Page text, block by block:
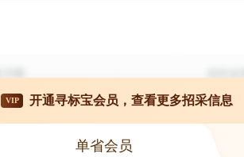
VIP 开通寻标宝会员，查看更多招采信息
单省会员